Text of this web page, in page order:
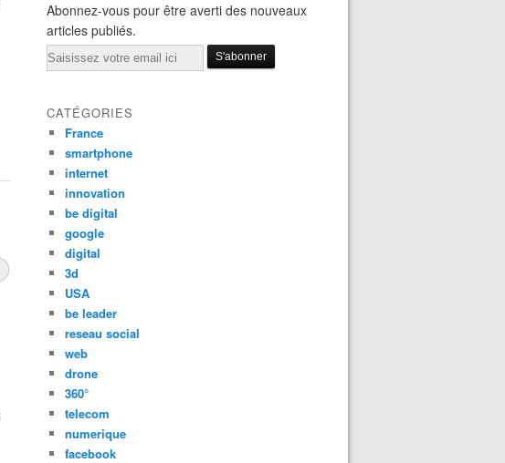
Abonnez-vous pour être averti des nouveaux
articles publiés.
Email
CATÉGORIES
France
smartphone
internet
innovation
be digital
google
digital
3d
USA
be leader
reseau social
web
drone
360°
telecom
numerique
facebook